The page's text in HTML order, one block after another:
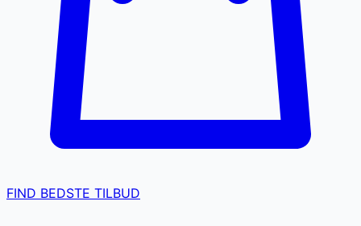
FIND BEDSTE TILBUD